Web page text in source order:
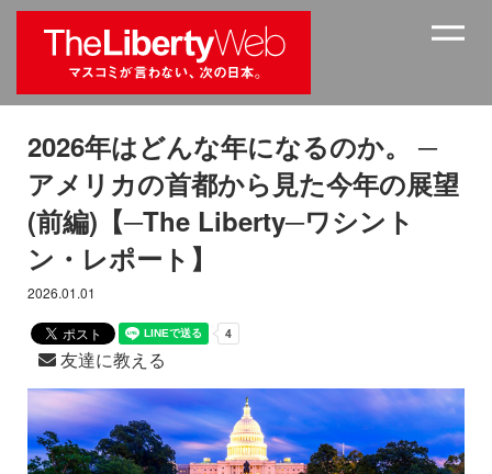
2026年はどんな年になるのか。 ─
アメリカの首都から見た今年の展望
(前編)【─The Liberty─ワシント
ン・レポート】
2026.01.01
友達に教える